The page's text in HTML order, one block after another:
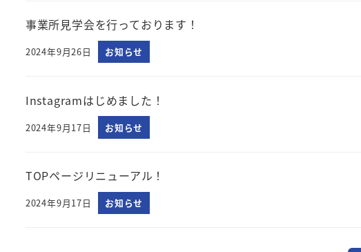
事業所見学会を行っております！
2024年9月26日 お知らせ
Instagramはじめました！
2024年9月17日 お知らせ
TOPページリニューアル！
2024年9月17日 お知らせ